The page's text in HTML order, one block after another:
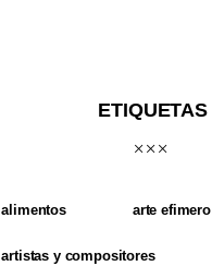
ETIQUETAS
alimentos arte efimero
artistas y compositores